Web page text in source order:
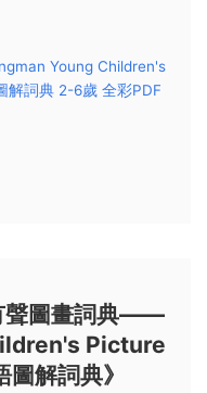
Young Children's
解詞典 2-6歲 全彩PDF
聲圖畫詞典——
Picture
解詞典》